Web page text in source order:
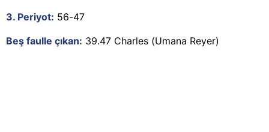
3. Periyot: 56-47
Beş faulle çıkan: 39.47 Charles (Umana Reyer)